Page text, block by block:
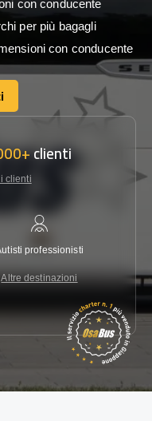
con conducente
per più bagagli
con conducente
clienti
clienti
professionisti
Altre destinazioni